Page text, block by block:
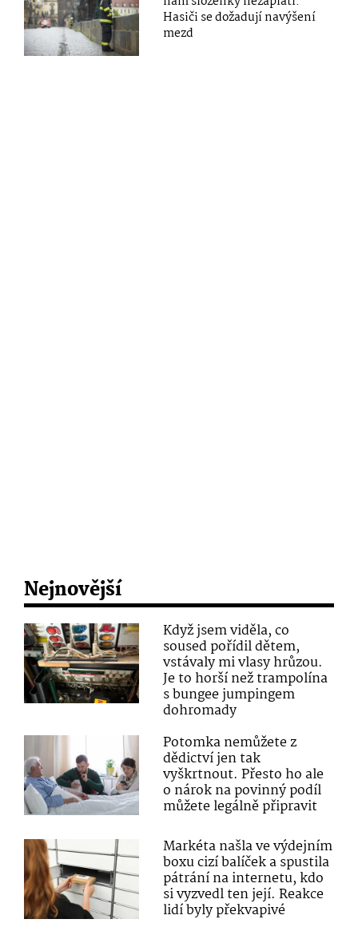
Hasiči se dožadují navýšení
mezd
Nejnovější
Když jsem viděla, co
soused pořídil dětem,
vstávaly mi vlasy hrůzou.
Je to horší než trampolína
s bungee jumpingem
dohromady
Potomka nemůžete z
dědictví jen tak
vyškrtnout. Přesto ho ale
o nárok na povinný podíl
můžete legálně připravit
Markéta našla ve výdejním
boxu cizí balíček a spustila
pátrání na internetu, kdo
si vyzvedl ten její. Reakce
lidí byly překvapivé